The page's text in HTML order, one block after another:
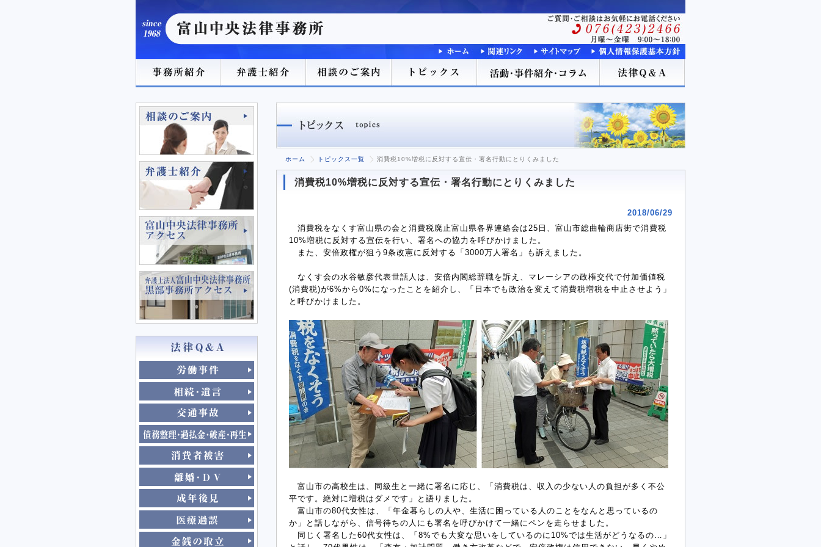
ホーム トピックス一覧 消費税10%増税に反対する宣伝・署名行動にとりくみました
消費税10%増税に反対する宣伝・署名行動にとりくみました
2018/06/29
消費税をなくす富山県の会と消費税廃止富山県各界連絡会は25日、富山市総曲輪商店街で消費税
10%増税に反対する宣伝を行い、署名への協力を呼びかけました。
また、安倍政権が狙う9条改憲に反対する「3000万人署名」も訴えました。
なくす会の水谷敏彦代表世話人は、安倍内閣総辞職を訴え、マレーシアの政権交代で付加価値税
(消費税)が6%から0%になったことを紹介し、「日本でも政治を変えて消費税増税を中止させよう」
と呼びかけました。
富山市の高校生は、同級生と一緒に署名に応じ、「消費税は、収入の少ない人の負担が多く不公
平です。絶対に増税はダメです」と語りました。
富山市の80代女性は、「年金暮らしの人や、生活に困っている人のことをなんと思っているの
か」と話しながら、信号待ちの人にも署名を呼びかけて一緒にペンを走らせました。
同じく署名した60代女性は、「8%でも大変な思いをしているのに10%では生活がどうなるの…」